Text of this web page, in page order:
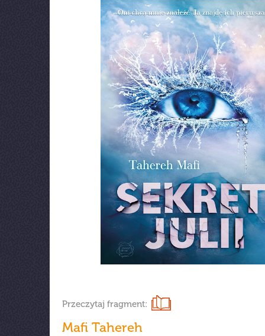
Przeczytaj fragment:
Mafi Tahereh